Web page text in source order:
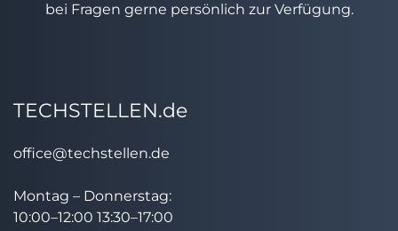
bei Fragen gerne persönlich zur Verfügung.
TECHSTELLEN.de
office@techstellen.de
Montag – Donnerstag:
10:00–12:00 13:30–17:00